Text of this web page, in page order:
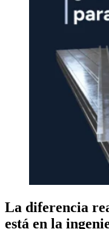
La diferencia
está en la